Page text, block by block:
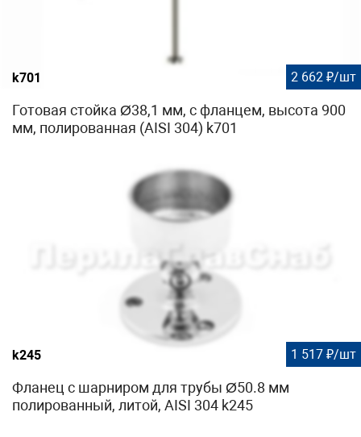
k701 2 662 ₽/шт
Готовая стойка Ø38,1 мм, с фланцем, высота 900
мм, полированная (AISI 304) k701
k245 1 517 ₽/шт
Фланец с шарниром для трубы Ø50.8 мм
полированный, литой, AISI 304 k245